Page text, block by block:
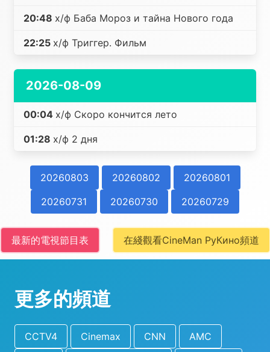
20:48 х/ф Баба Мороз и тайна Нового года
22:25 х/ф Триггер. Фильм
2026-08-09
00:04 х/ф Скоро кончится лето
01:28 х/ф 2 дня
20260803 20260802
20260801
20260731
20260730 20260729
最新的電視節目表 在綫觀看CineMan РуКино頻道
更多的頻道
CCTV4 Cinemax CNN
AMC